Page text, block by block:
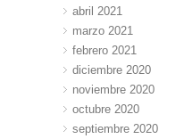
abril 2021
marzo 2021
febrero 2021
diciembre 2020
noviembre 2020
octubre 2020
septiembre 2020